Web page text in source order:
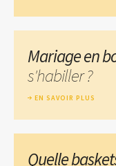
Mariage en
s'habiller ?
EN SAVOIR PLUS
Quelle